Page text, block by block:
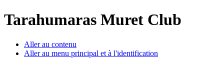
Tarahumaras Muret Club
Aller au contenu
Aller au menu principal et à l'identification